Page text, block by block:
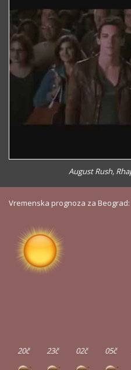
August Rush,
Vremenska prognoza za Beograd:
20č 23č 02č 05č